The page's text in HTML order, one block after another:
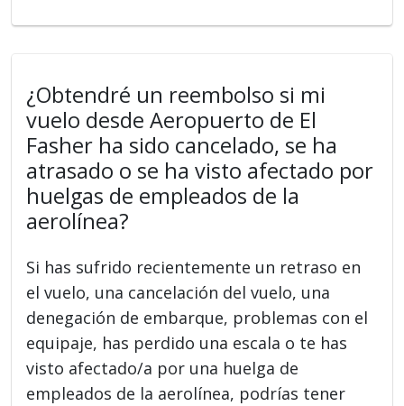
¿Obtendré un reembolso si mi
vuelo desde Aeropuerto de El
Fasher ha sido cancelado, se ha
atrasado o se ha visto afectado por
huelgas de empleados de la
aerolínea?
Si has sufrido recientemente un retraso en
el vuelo, una cancelación del vuelo, una
denegación de embarque, problemas con el
equipaje, has perdido una escala o te has
visto afectado/a por una huelga de
empleados de la aerolínea, podrías tener